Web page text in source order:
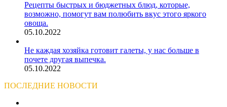
Рецепты быстрых и бюджетных блюд, которые,
возможно, помогут вам полюбить вкус этого яркого
овоща.
05.10.2022
Не каждая хозяйка готовит галеты, у нас больше в
почете другая выпечка.
05.10.2022
ПОСЛЕДНИЕ НОВОСТИ